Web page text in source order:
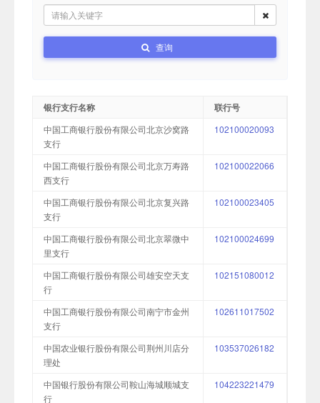
查询
银行支行名称 联行号
中国工商银行股份有限公司北京沙窝路
支行
102100020093
中国工商银行股份有限公司北京万寿路
西支行
102100022066
中国工商银行股份有限公司北京复兴路
支行
102100023405
中国工商银行股份有限公司北京翠微中
里支行
102100024699
中国工商银行股份有限公司雄安空天支
行
102151080012
中国工商银行股份有限公司南宁市金州
支行
102611017502
中国农业银行股份有限公司荆州川店分
理处
103537026182
中国银行股份有限公司鞍山海城顺城支
行
104223221479